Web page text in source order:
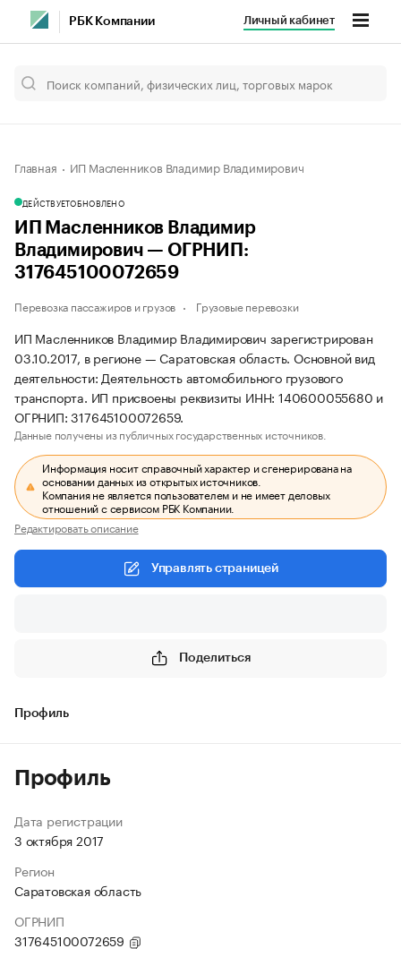
РБК Компании Личный кабинет
Главная ИП Масленников Владимир Владимирович
ДЕЙСТВУЕТОБНОВЛЕНО
ИП Масленников Владимир
Владимирович — ОГРНИП:
317645100072659
Перевозка пассажиров и грузов Грузовые перевозки
ИП Масленников Владимир Владимирович зарегистрирован
03.10.2017, в регионе — Саратовская область. Основной вид
деятельности: Деятельность автомобильного грузового
транспорта. ИП присвоены реквизиты ИНН: 140600055680 и
ОГРНИП: 317645100072659.
Данные получены из публичных государственных источников.
Информация носит справочный характер и сгенерирована на
основании данных из открытых источников.
Компания не является пользователем и не имеет деловых
отношений с сервисом РБК Компании.
Редактировать описание
Управлять страницей
Поделиться
Профиль
Профиль
Дата регистрации
3 октября 2017
Регион
Саратовская область
ОГРНИП
317645100072659